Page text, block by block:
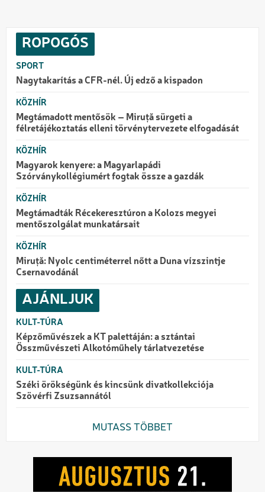
ROPOGÓS
SPORT
Nagytakarítás a CFR-nél. Új edző a kispadon
KÖZHÍR
Megtámadott mentősök – Miruță sürgeti a
félretájékoztatás elleni törvénytervezete elfogadását
KÖZHÍR
Magyarok kenyere: a Magyarlapádi
Szórványkollégiumért fogtak össze a gazdák
KÖZHÍR
Megtámadták Récekeresztúron a Kolozs megyei
mentőszolgálat munkatársait
KÖZHÍR
Miruță: Nyolc centiméterrel nőtt a Duna vízszintje
Csernavodánál
AJÁNLJUK
KULT-TÚRA
Képzőművészek a KT palettáján: a sztántai
Összművészeti Alkotóműhely tárlatvezetése
KULT-TÚRA
Széki örökségünk és kincsünk divatkollekciója
Szövérfi Zsuzsannától
MUTASS TÖBBET